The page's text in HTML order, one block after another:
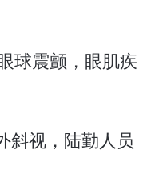
球震颤，眼肌疾
斜视，陆勤人员